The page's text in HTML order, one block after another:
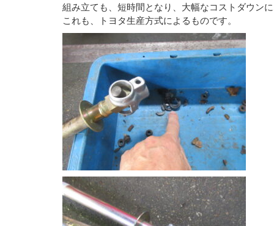
組み立ても、短時間となり、大幅なコストダウン
これも、トヨタ生産方式によるものです。